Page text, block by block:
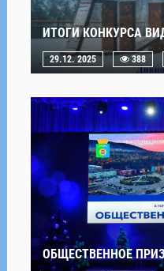
ИТОГИ КОНКУРСА
29.12. 2025 388
ОБЩЕСТВЕННОЕ